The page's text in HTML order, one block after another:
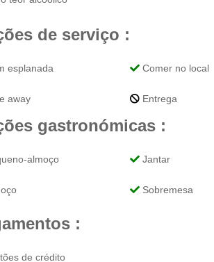
de serviço :
esplanada
away
Comer no local
Entrega
gastronómicas :
almoço Jantar
Sobremesa
:
de crédito